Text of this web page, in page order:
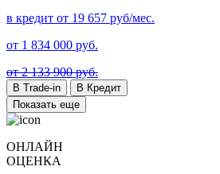
в кредит от 19 657 руб/мес.
от 1 834 000 руб.
от 2 133 900 руб.
В Trade-in
В Кредит
Показать еще
ОНЛАЙН
ОЦЕНКА